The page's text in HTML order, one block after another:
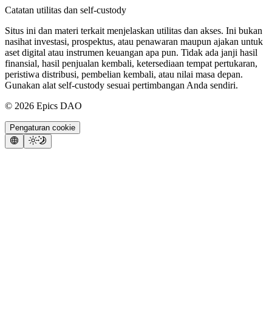
Catatan utilitas dan self-custody
Situs ini dan materi terkait menjelaskan utilitas dan akses. Ini bukan
nasihat investasi, prospektus, atau penawaran maupun ajakan untuk
aset digital atau instrumen keuangan apa pun. Tidak ada janji hasil
finansial, hasil penjualan kembali, ketersediaan tempat pertukaran,
peristiwa distribusi, pembelian kembali, atau nilai masa depan.
Gunakan alat self-custody sesuai pertimbangan Anda sendiri.
© 2026 Epics DAO
Pengaturan cookie